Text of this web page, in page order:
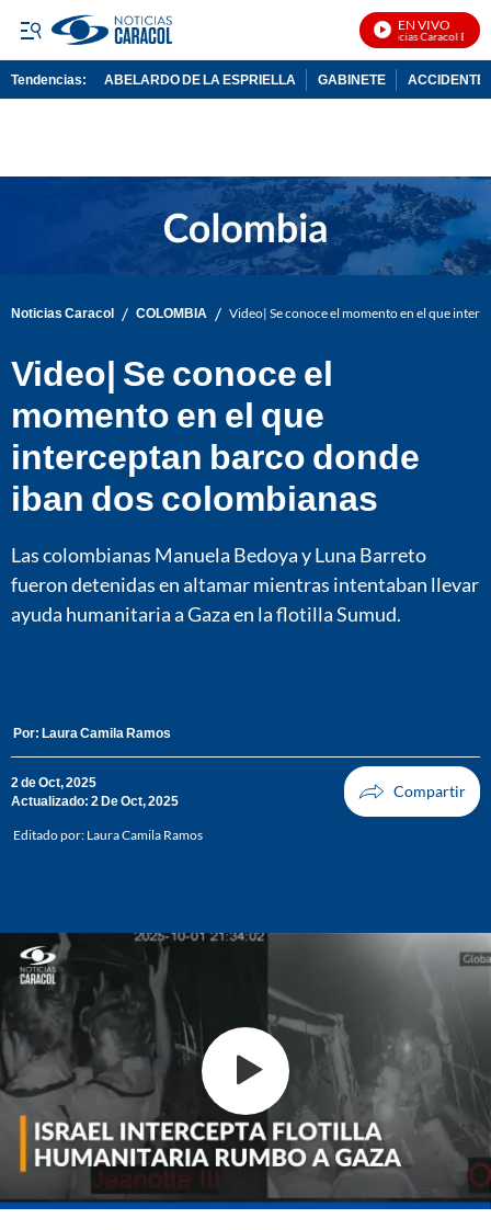
EN VIVO
Noticias Caracol En Vivo
Tendencias: ABELARDO DE LA ESPRIELLA GABINETE ACCIDENTE
Noticias Caracol / COLOMBIA / Video| Se conoce el momento en el que
Video| Se conoce el
momento en el que
interceptan barco donde
iban dos colombianas
Las colombianas Manuela Bedoya y Luna Barreto
fueron detenidas en altamar mientras intentaban llevar
ayuda humanitaria a Gaza en la flotilla Sumud.
Por: Laura Camila Ramos
2 de Oct, 2025
Actualizado: 2 De Oct, 2025
Editado por: Laura Camila Ramos